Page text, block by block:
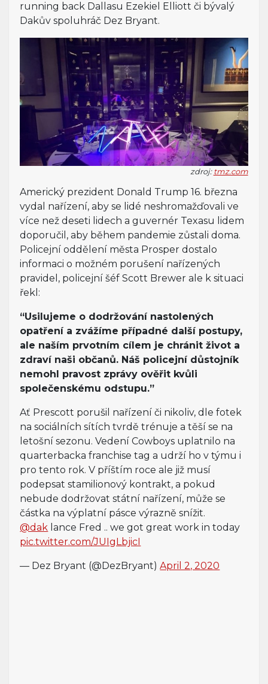
running back Dallasu Ezekiel Elliott či bývalý
Dakův spoluhráč Dez Bryant.
zdroj: tmz.com
Americký prezident Donald Trump 16. března
vydal nařízení, aby se lidé neshromažďovali ve
více než deseti lidech a guvernér Texasu lidem
doporučil, aby během pandemie zůstali doma.
Policejní oddělení města Prosper dostalo
informaci o možném porušení nařízených
pravidel, policejní šéf Scott Brewer ale k situaci
řekl:
“Usilujeme o dodržování nastolených
opatření a zvážíme případné další postupy,
ale naším prvotním cílem je chránit život a
zdraví naši občanů. Náš policejní důstojník
nemohl pravost zprávy ověřit kvůli
společenskému odstupu.”
Ať Prescott porušil nařízení či nikoliv, dle fotek
na sociálních sítích tvrdě trénuje a těší se na
letošní sezonu. Vedení Cowboys uplatnilo na
quarterbacka franchise tag a udrží ho v týmu i
pro tento rok. V příštím roce ale již musí
podepsat stamilionový kontrakt, a pokud
nebude dodržovat státní nařízení, může se
částka na výplatní pásce výrazně snížit.
@dak lance Fred .. we got great work in today
pic.twitter.com/JUIgLbjicI
— Dez Bryant (@DezBryant)April 2, 2020